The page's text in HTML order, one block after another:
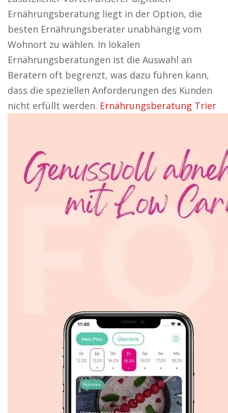
Ernährungsberatung liegt in der Option, die
besten Ernährungsberater unabhängig vom
Wohnort zu wählen. In lokalen
Ernährungsberatungen ist die Auswahl an
Beratern oft begrenzt, was dazu führen kann,
dass die speziellen Anforderungen des Kunden
nicht erfüllt werden. Ernährungsberatung Trier